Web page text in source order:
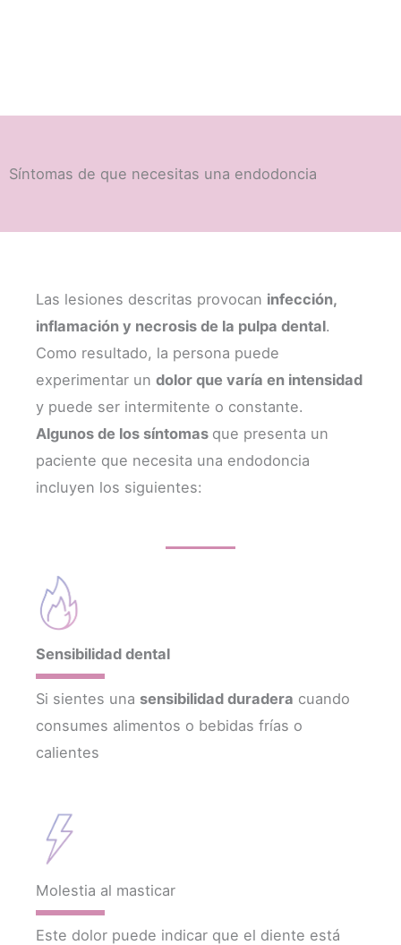
Síntomas de que necesitas una endodoncia
Las lesiones descritas provocan infección,
inflamación y necrosis de la pulpa dental.
Como resultado, la persona puede
experimentar un dolor que varía en intensidad
y puede ser intermitente o constante.
Algunos de los síntomas que presenta un
paciente que necesita una endodoncia
incluyen los siguientes:
Sensibilidad dental
Si sientes una sensibilidad duradera cuando
consumes alimentos o bebidas frías o
calientes
Molestia al masticar
Este dolor puede indicar que el diente está